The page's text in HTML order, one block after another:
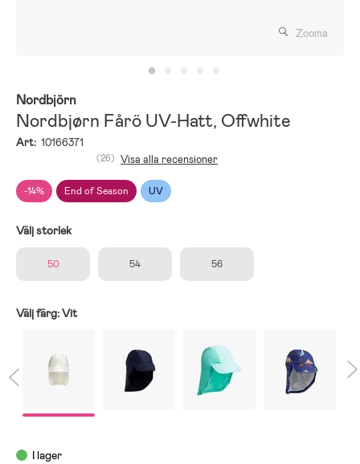
Zooma
Nordbjörn
Nordbjørn Fårö UV-Hatt, Offwhite
Art: 10166371
-14% End of Season UV
(26) Visa alla recensioner
Välj storlek
50 54 56
Välj färg:Vit
I lager